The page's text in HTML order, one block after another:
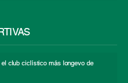
el club ciclístico más longevo de